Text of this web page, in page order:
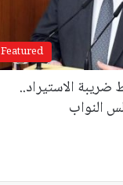
Featured
ضريبة الاستيراد..
النواب